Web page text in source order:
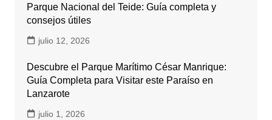
Parque Nacional del Teide: Guía completa y
consejos útiles
julio 12, 2026
Descubre el Parque Marítimo César Manrique:
Guía Completa para Visitar este Paraíso en
Lanzarote
julio 1, 2026